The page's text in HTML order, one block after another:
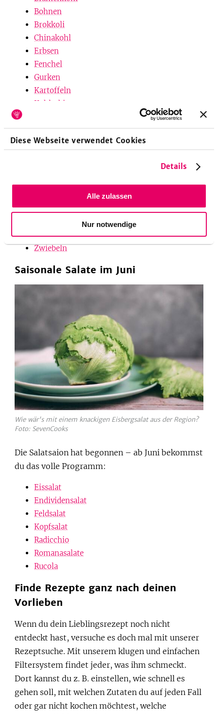
Diese Webseite verwendet Cookies
Details
Alle zulassen
Nur notwendige
Bohnen
Brokkoli
Chinakohl
Erbsen
Fenchel
Gurken
Kartoffeln
Kohlrabi
Porree/Lauch
Radieschen
Spargel
Spitzkohl
Zwiebeln
Saisonale Salate im Juni
Wie wär's mit einem knackigen Eisbergsalat aus der Region?
Foto: SevenCooks
Die Salatsaion hat begonnen – ab Juni bekommst
du das volle Programm:
Eissalat
Endividensalat
Feldsalat
Kopfsalat
Radicchio
Romanasalate
Rucola
Finde Rezepte ganz nach deinen
Vorlieben
Wenn du dein Lieblingsrezept noch nicht
entdeckt hast, versuche es doch mal mit unserer
Rezeptsuche. Mit unserem klugen und einfachen
Filtersystem findet jeder, was ihm schmeckt.
Dort kannst du z. B. einstellen, wie schnell es
gehen soll, mit welchen Zutaten du auf jeden Fall
oder gar nicht kochen möchtest, welche